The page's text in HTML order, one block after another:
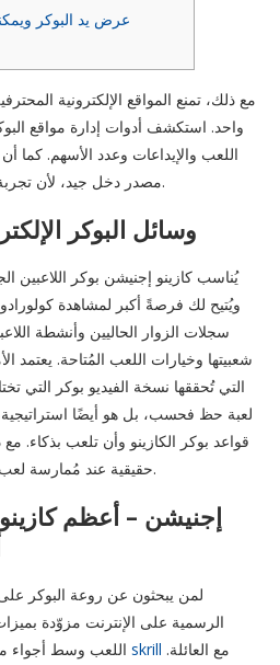
عرض يد البوكر
مع ذلك، تمنع المواقع الإلكترونية
واحد. استكشف أدوات إدارة مواقع
اللعب والإيداعات وعدد الأسهم. كما
مصدر دخل جيد، لأن تجربة البوكر ليست مصدر دخل جيد.
وسائل البوكر
يُناسب كازينو إجنيشن بوكر اللاعبين
ويُتيح لك فرصةً أكبر لمشاهدة
سجلات الزوار الحاليين وأنشطة
شعبيتها وخيارات اللعب المُتاحة. يعتمد
التي تُحققها نسخة الفيديو بوكر التي
لعبة حظ فحسب، بل هو أيضًا
قواعد بوكر الكازينو وأن تلعب بذكاء.
حقيقية عند مُمارسة لعب الفيديو بوكر بمراهنات حقيقية.
إجنيشن – أعظم
لمن يبحثون عن روعة البوكر
الرسمية على الإنترنت مزوّدة
اللعب وسط أجواء طريقة الدفع skrill